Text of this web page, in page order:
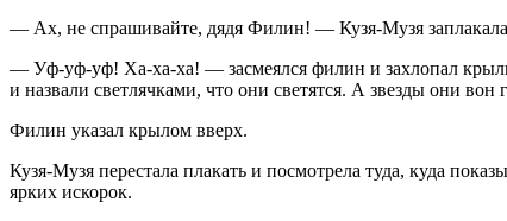
— Ах, не спрашивайте, дядя Филин! — Кузя-Музя заплакала
— Уф-уф-уф! Ха-ха-ха! — засмеялся филин и захлопал
и назвали светлячками, что они светятся. А звезды они вон
Филин указал крылом вверх.
Кузя-Музя перестала плакать и посмотрела туда, куда
ярких искорок.